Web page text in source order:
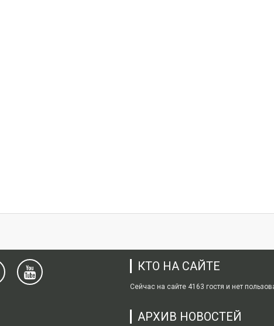
КТО НА САЙТЕ
Сейчас на сайте 4163 гостя и нет
АРХИВ НОВОСТЕЙ